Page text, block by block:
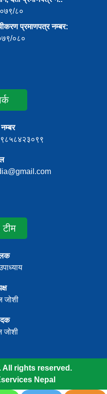
८०
प्रमाणपत्र नम्बर:
०८०
टीम
जोशी
जोशी
All rights reserved.
Nepal